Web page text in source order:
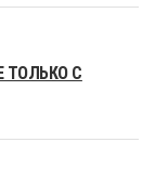
ТОЛЬКО С